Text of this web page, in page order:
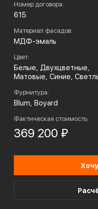
Номер договора:
615
Материал фасадов:
МДФ-эмаль
Цвет:
Белые, Двухцветные,
Матовые, Синие,
Фурнитура:
Blum, Boyard
Фактическая стоимость:
369 200 ₽